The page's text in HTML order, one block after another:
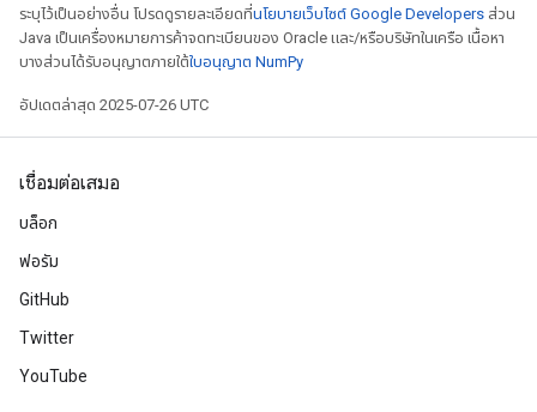
ระบุไว้เป็นอย่างอื่น โปรดดูรายละเอียดที่นโยบายเว็บไซต์ Google Developers ส่วน
Java เป็นเครื่องหมายการค้าจดทะเบียนของ Oracle และ/หรือบริษัทในเครือ เนื้อหา
บางส่วนได้รับอนุญาตภายใต้ใบอนุญาต NumPy
อัปเดตล่าสุด 2025-07-26 UTC
เชื่อมต่อเสมอ
บล็อก
ฟอรัม
GitHub
Twitter
YouTube